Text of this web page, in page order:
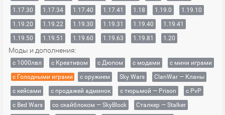
1.17.30
1.17.34 1.17.40 1.17.41 1.18 1.19.0
1.19.10
1.19.20
1.19.22 1.19.30 1.19.31 1.19.40
1.19.41
1.19.50
1.19.51 1.19.60 1.19.63 1.19.81 1.20
Моды и дополнения:
с 1000лвл c Креативом с Дюпом с модами
с мини играми
с Голодными играми
с оружием Sky Wars
ClanWar — Кланы
с кейсами
с продажей админок с тюрьмой — Prison
с PvP
с Bed Wars
со скайблоком — SkyBlock
Сталкер — Stalker